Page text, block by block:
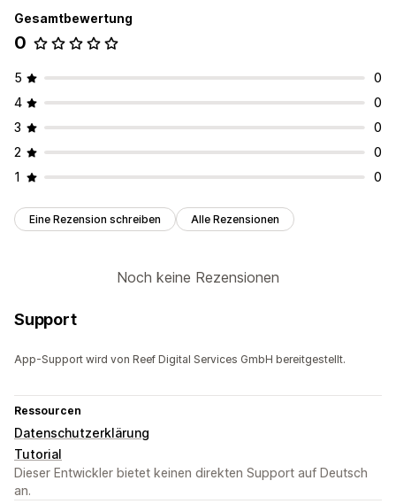
Gesamtbewertung
0
5
0
4
0
3
0
2
0
1
0
Eine Rezension schreiben Alle Rezensionen
Noch keine Rezensionen
Support
App-Support wird von Reef Digital Services GmbH bereitgestellt.
Ressourcen
Datenschutzerklärung
Tutorial
Dieser Entwickler bietet keinen direkten Support auf Deutsch
an.